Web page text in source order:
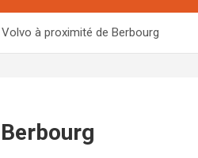
à proximité de Berbourg